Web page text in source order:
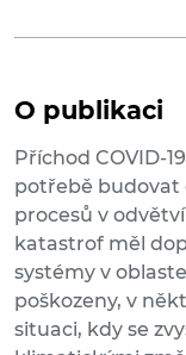
O publikaci
Příchod COVID-
potřebě budovat
procesů v
katastrof měl
systémy v
poškozeny, v
situaci, kdy se